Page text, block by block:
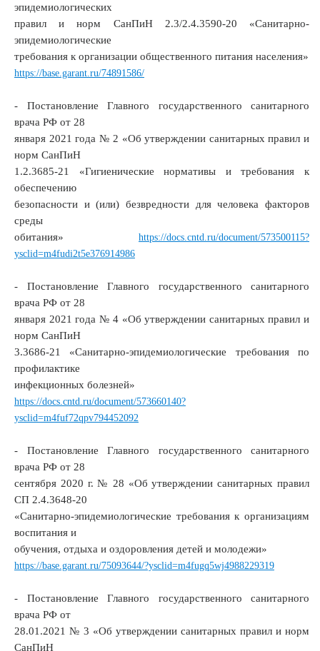
эпидемиологических
правил и норм СанПиН 2.3/2.4.3590-20 «Санитарно-
эпидемиологические
требования к организации общественного питания населения»
https://base.garant.ru/74891586/
- Постановление Главного государственного санитарного
врача РФ от 28
января 2021 года № 2 «Об утверждении санитарных правил и
норм СанПиН
1.2.3685-21 «Гигиенические нормативы и требования к
обеспечению
безопасности и (или) безвредности для человека факторов
среды
обитания» https://docs.cntd.ru/document/573500115?
ysclid=m4fudi2t5e376914986
- Постановление Главного государственного санитарного
врача РФ от 28
января 2021 года № 4 «Об утверждении санитарных правил и
норм СанПиН
3.3686-21 «Санитарно-эпидемиологические требования по
профилактике
инфекционных болезней»
https://docs.cntd.ru/document/573660140?
ysclid=m4fuf72qpv794452092
- Постановление Главного государственного санитарного
врача РФ от 28
сентября 2020 г. № 28 «Об утверждении санитарных правил
СП 2.4.3648-20
«Санитарно-эпидемиологические требования к организациям
воспитания и
обучения, отдыха и оздоровления детей и молодежи»
https://base.garant.ru/75093644/?ysclid=m4fugq5wj4988229319
- Постановление Главного государственного санитарного
врача РФ от
28.01.2021 № 3 «Об утверждении санитарных правил и норм
СанПиН